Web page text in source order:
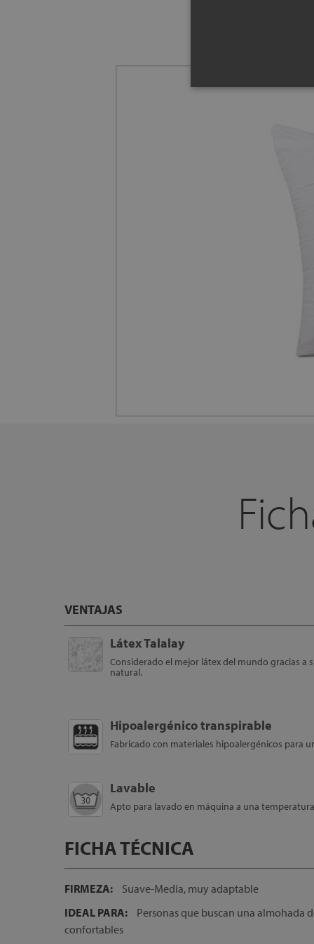
VENTAJAS
Látex Talalay
Considerado el mejor látex del mundo gracias a
natural.
Hipoalergénico transpirable
Fabricado con materiales hipoalergénicos para
Lavable
Apto para lavado en máquina a una temperatura
FICHA TÉCNICA
FIRMEZA:
Suave-Media, muy adaptable
IDEAL PARA:
Personas que buscan una almohada
confortables